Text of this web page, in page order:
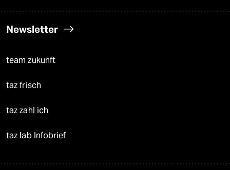
Newsletter
team zukunft
taz frisch
taz zahl ich
taz lab Infobrief